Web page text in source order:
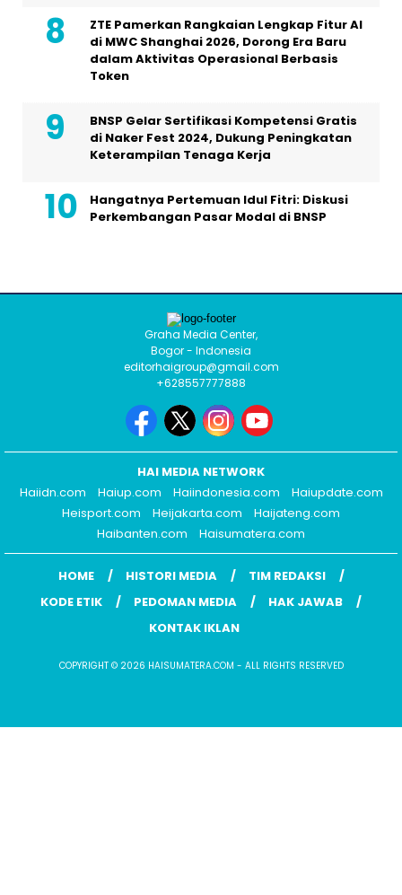
ZTE Pamerkan Rangkaian Lengkap Fitur AI
di MWC Shanghai 2026, Dorong Era Baru
dalam Aktivitas Operasional Berbasis
Token
BNSP Gelar Sertifikasi Kompetensi Gratis
di Naker Fest 2024, Dukung Peningkatan
Keterampilan Tenaga Kerja
Hangatnya Pertemuan Idul Fitri: Diskusi
Perkembangan Pasar Modal di BNSP
Graha Media Center,
Bogor - Indonesia
editorhaigroup@gmail.com
+628557777888
HAI MEDIA NETWORK
Haiidn.com
Haiup.com Haiindonesia.com
Haiupdate.com
Heisport.com
Heijakarta.com
Haijateng.com
Haibanten.com
Haisumatera.com
HOME HISTORI MEDIA
TIM REDAKSI
KODE ETIK
PEDOMAN MEDIA
HAK JAWAB
KONTAK IKLAN
COPYRIGHT © 2026 HAISUMATERA.COM - ALL RIGHTS RESERVED